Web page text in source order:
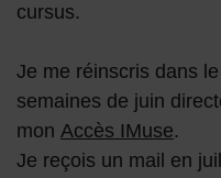
cursus.
Je me réinscris dans
semaines de juin
mon Accès IMuse.
Je reçois un mail en